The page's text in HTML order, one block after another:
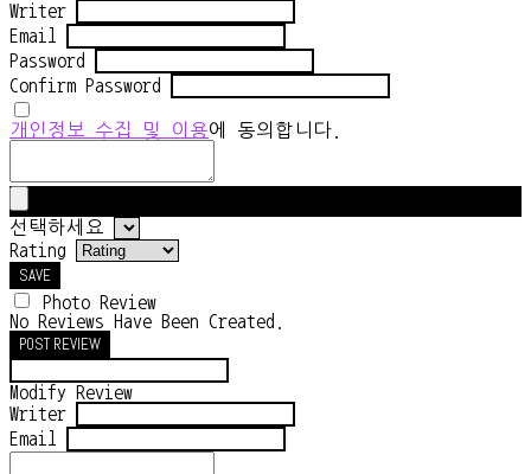
Writer
Email
Password
Confirm Password
개인정보 수집 및 이용에 동의합니다.
선택하세요
Rating
SAVE
Photo Review
No Reviews Have Been Created.
POST REVIEW
Modify Review
Writer
Email